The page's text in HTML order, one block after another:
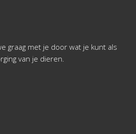
graag met je door wat je kunt als
van je dieren.